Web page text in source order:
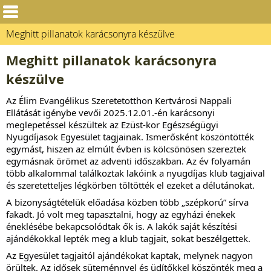
Meghitt pillanatok karácsonyra készülve
Meghitt pillanatok karácsonyra
készülve
Az Élim Evangélikus Szeretetotthon Kertvárosi Nappali
Ellátását igénybe vevői 2025.12.01.-én karácsonyi
meglepetéssel készültek az Ezüst-kor Egészségügyi
Nyugdíjasok Egyesület tagjainak. Ismerősként köszöntötték
egymást, hiszen az elmúlt évben is kölcsönösen szereztek
egymásnak örömet az adventi időszakban. Az év folyamán
több alkalommal találkoztak lakóink a nyugdíjas klub tagjaival
és szeretetteljes légkörben töltötték el ezeket a délutánokat.
A bizonyságtételük előadása közben több „szépkorú” sírva
fakadt. Jó volt meg tapasztalni, hogy az egyházi énekek
éneklésébe bekapcsolódtak ők is. A lakók saját készítési
ajándékokkal lepték meg a klub tagjait, sokat beszélgettek.
Az Egyesület tagjaitól ajándékokat kaptak, melynek nagyon
örültek. Az idősek süteménnyel és üdítőkkel köszönték meg a